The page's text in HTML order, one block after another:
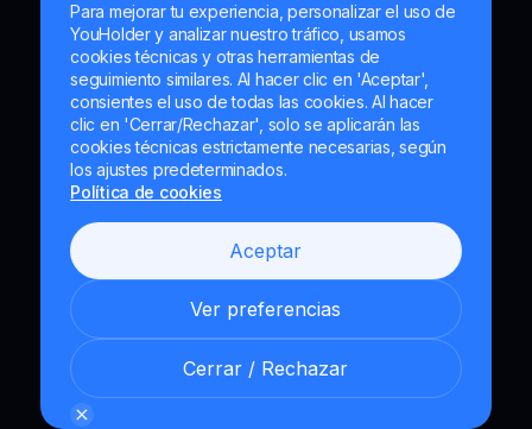
Para mejorar tu experiencia, personalizar el uso de
YouHolder y analizar nuestro tráfico, usamos
cookies técnicas y otras herramientas de
seguimiento similares. Al hacer clic en 'Aceptar',
consientes el uso de todas las cookies. Al hacer
clic en 'Cerrar/Rechazar', solo se aplicarán las
cookies técnicas estrictamente necesarias, según
los ajustes predeterminados.
Política de cookies
Aceptar
Ver preferencias
Cerrar / Rechazar